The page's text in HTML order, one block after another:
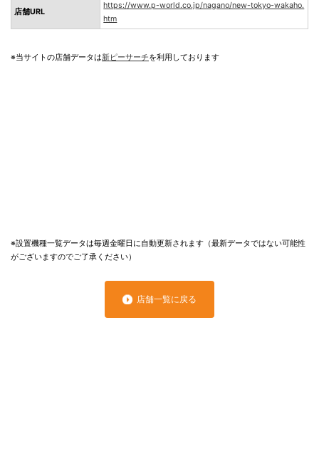
店舗URL
https://www.p-world.co.jp/nagano/new-tokyo-wakaho.
htm
※当サイトの店舗データは新ピーサーチを利用しております
※設置機種一覧データは毎週金曜日に自動更新されます（最新データではない可能性
がございますのでご了承ください）
店舗一覧に戻る